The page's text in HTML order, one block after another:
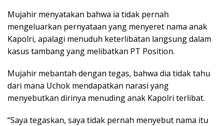
Mujahir menyatakan bahwa ia tidak pernah
mengeluarkan pernyataan yang menyeret nama anak
Kapolri, apalagi menuduh keterlibatan langsung dalam
kasus tambang yang melibatkan PT Position.
Mujahir mebantah dengan tegas, bahwa dia tidak tahu
dari mana Uchok mendapatkan narasi yang
menyebutkan dirinya menuding anak Kapolri terlibat.
“Saya tegaskan, saya tidak pernah menyebut nama itu